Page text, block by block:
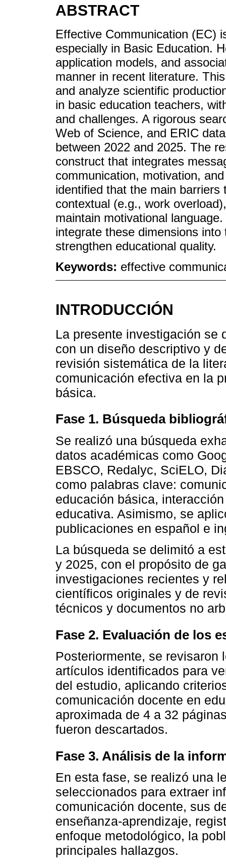
ABSTRACT
Effective Communication (EC)
especially in Basic Education.
application models, and
manner in recent literature.
and analyze scientific
in basic education teachers,
and challenges. A rigorous
Web of Science, and ERIC
between 2022 and 2025. The
construct that integrates
communication, motivation,
identified that the main
contextual (e.g., work
maintain motivational
integrate these dimensions
strengthen educational quality.
Keywords: effective
INTRODUCCIÓN
La presente investigación se
con un diseño descriptivo y
revisión sistemática de la
comunicación efectiva en la
básica.
Fase 1. Búsqueda
Se realizó una búsqueda
datos académicas como
EBSCO, Redalyc, SciELO,
como palabras clave:
educación básica,
educativa. Asimismo, se
publicaciones en español e
La búsqueda se delimitó a
y 2025, con el propósito de
investigaciones recientes y
científicos originales y de
técnicos y documentos no
Fase 2. Evaluación de los
Posteriormente, se
artículos identificados para
del estudio, aplicando
comunicación docente en
aproximada de 4 a 32
fueron descartados.
Fase 3. Análisis de la
En esta fase, se realizó una
seleccionados para extraer
comunicación docente, sus
enseñanza-aprendizaje,
enfoque metodológico, la
principales hallazgos.